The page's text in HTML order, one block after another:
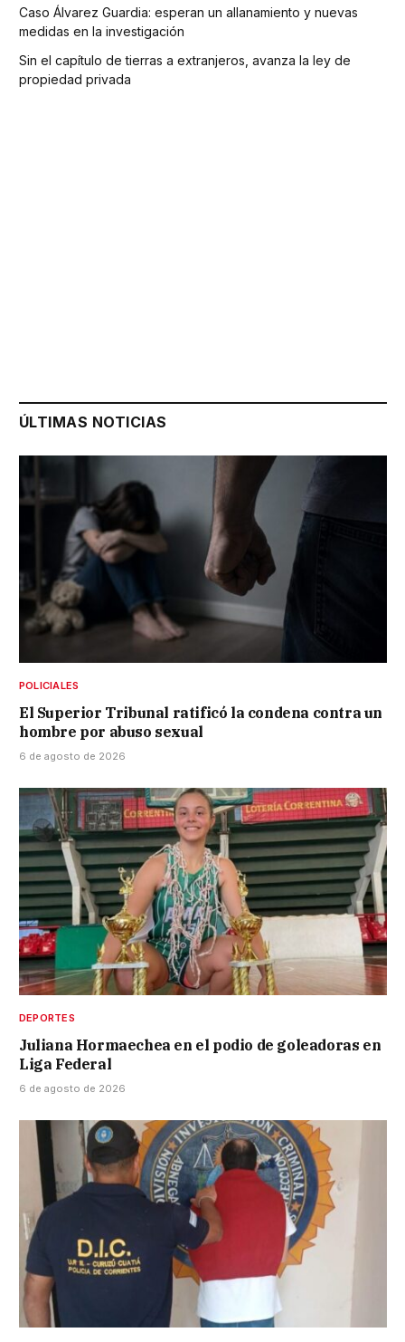
Caso Álvarez Guardia: esperan un allanamiento y nuevas
medidas en la investigación
Sin el capítulo de tierras a extranjeros, avanza la ley de
propiedad privada
ÚLTIMAS NOTICIAS
POLICIALES
El Superior Tribunal ratificó la condena contra un
hombre por abuso sexual
6 de agosto de 2026
DEPORTES
Juliana Hormaechea en el podio de goleadoras en
Liga Federal
6 de agosto de 2026